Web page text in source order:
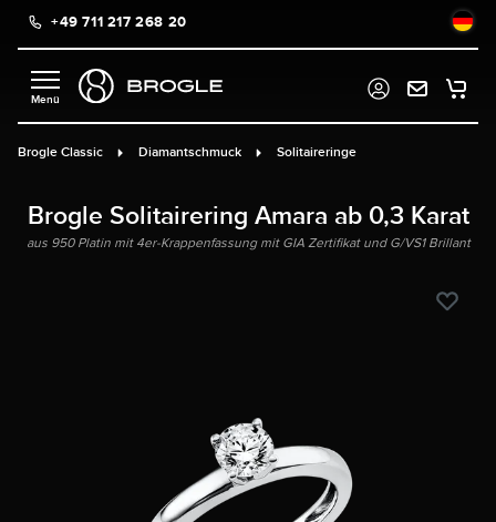
springen
+49 711 217 268 20
Brogle Classic Diamantschmuck Solitaireringe
Brogle Solitairering Amara ab 0,3 Karat
aus 950 Platin mit 4er-Krappenfassung mit GIA Zertifikat und G/VS1 Brillant